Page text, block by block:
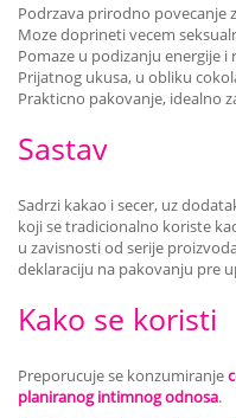
Podrzava prirodno povecanje
Moze doprineti vecem
Pomaze u podizanju energije i
Prijatnog ukusa, u obliku
Prakticno pakovanje, idealno
Sastav
Sadrzi kakao i secer, uz
koji se tradicionalno koriste
u zavisnosti od serije
deklaraciju na pakovanju pre
Kako se koristi
Preporucuje se konzumiranje
planiranog intimnog odnosa.